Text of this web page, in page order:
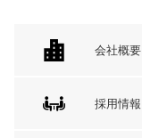
会社概要
採用情報